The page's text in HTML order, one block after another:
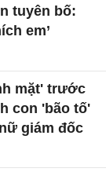
tuyên bố:
em’
mặt' trước
con 'bão tố'
giám đốc